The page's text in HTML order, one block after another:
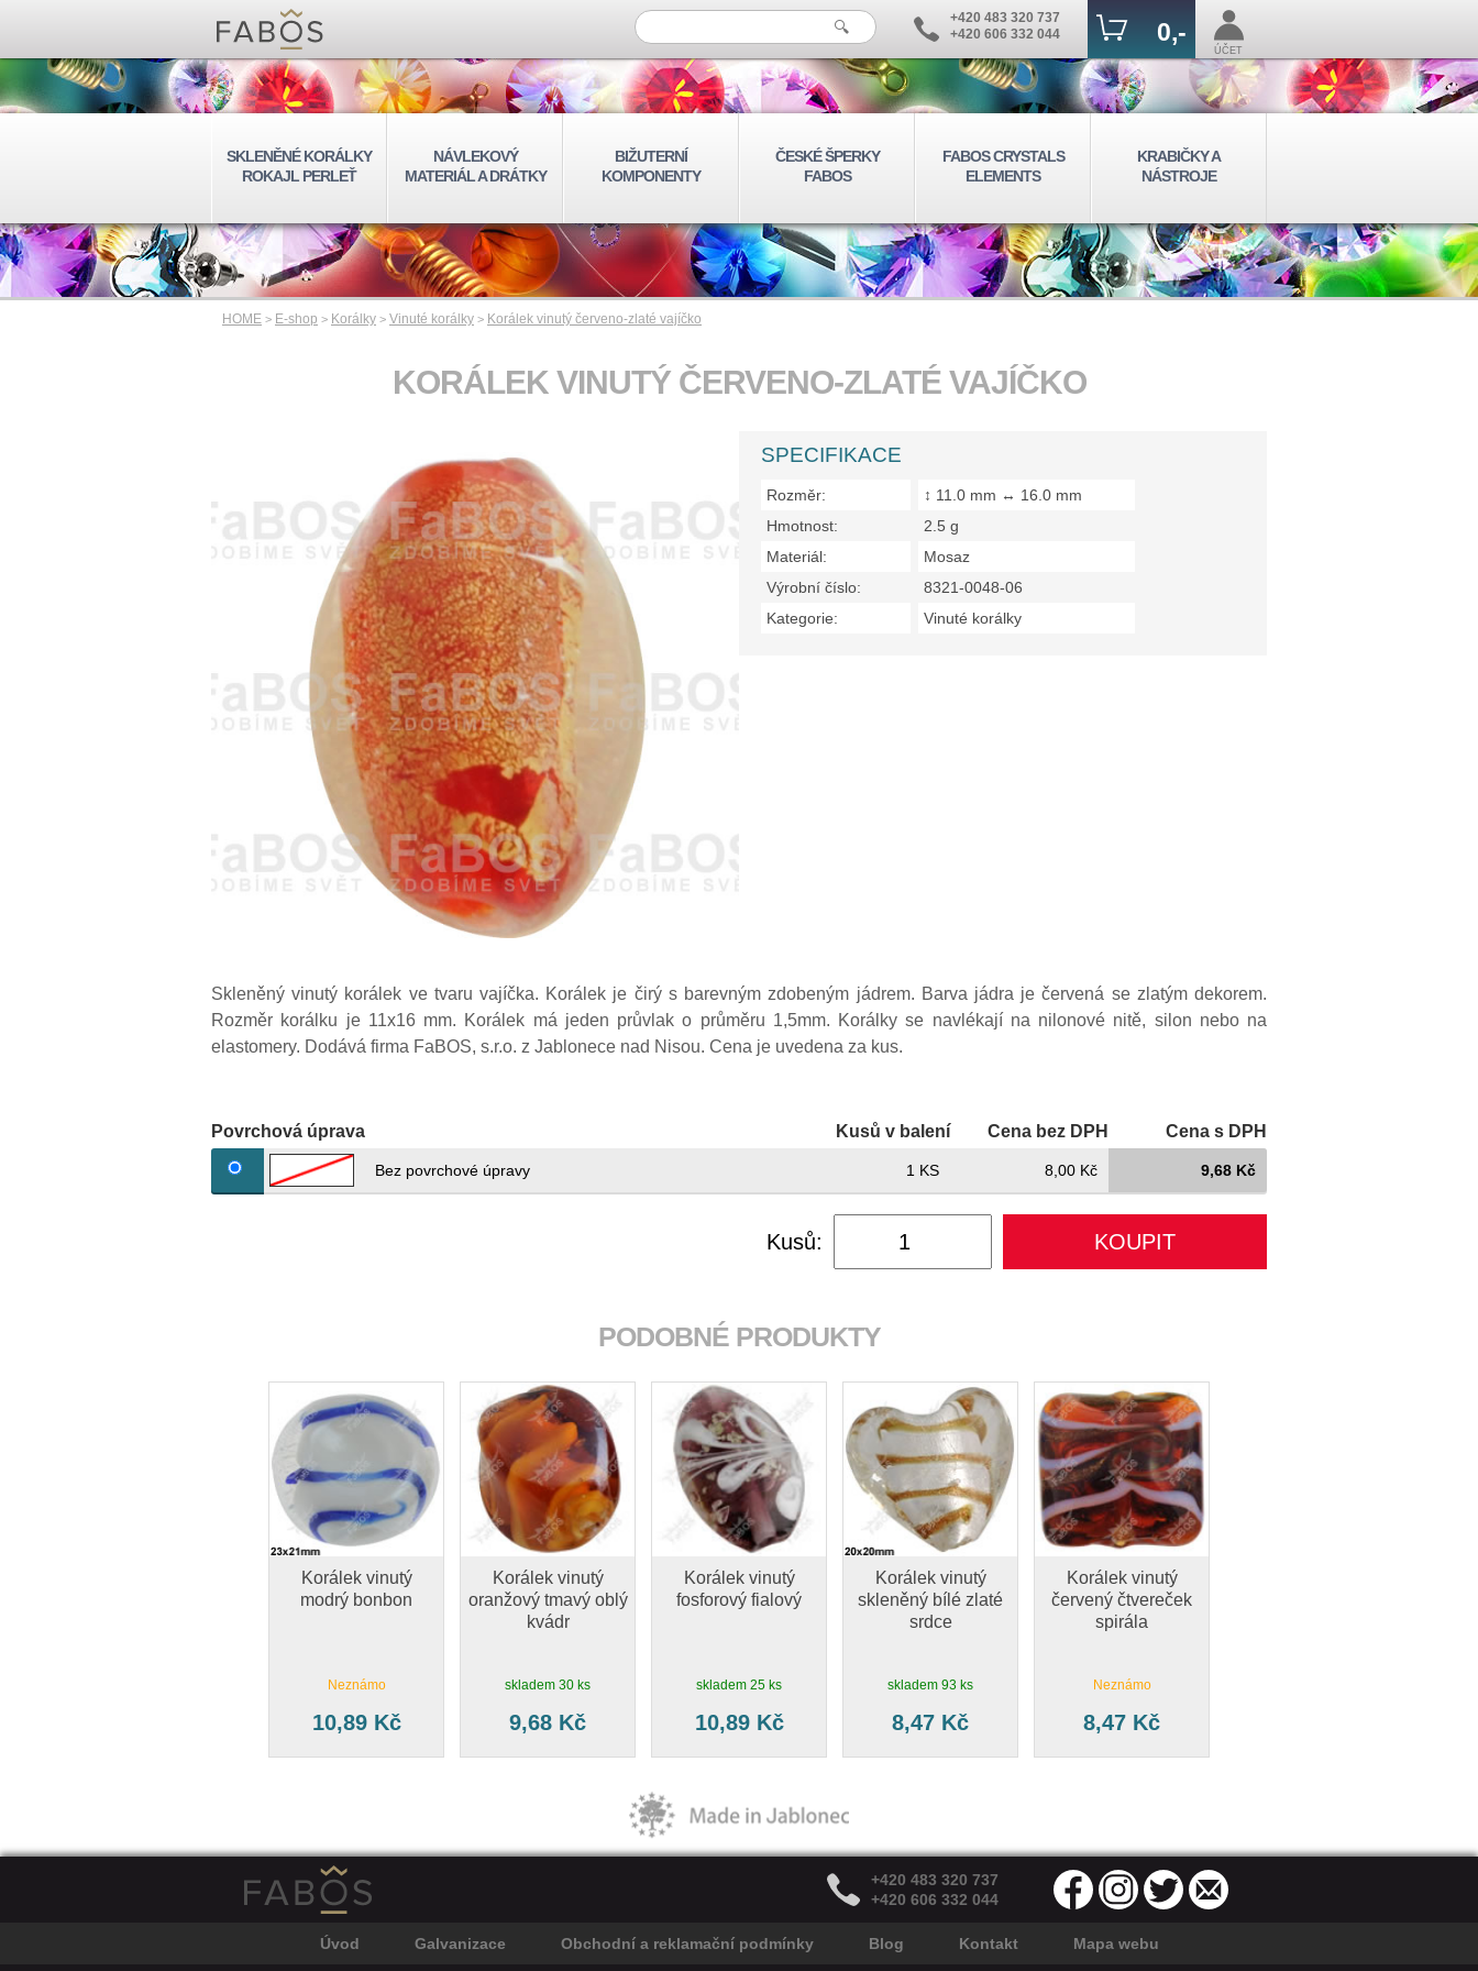
+420 483 320 737
+420 606 332 044
0,-
ÚČET
SKLENĚNÉ KORÁLKY
ROKAJL PERLEŤ
NÁVLEKOVÝ
MATERIÁL A DRÁTKY
BIŽUTERNÍ
KOMPONENTY
ČESKÉ ŠPERKY
FABOS
FABOS CRYSTALS
ELEMENTS
KRABIČKY A
NÁSTROJE
HOME > E-shop > Korálky > Vinuté korálky > Korálek vinutý červeno-zlaté vajíčko
KORÁLEK VINUTÝ ČERVENO-ZLATÉ VAJÍČKO
SPECIFIKACE
Rozměr:
↕ 11.0 mm ↔ 16.0 mm
Hmotnost:
2.5 g
Materiál:
Mosaz
Výrobní číslo:
8321-0048-06
Kategorie:
Vinuté korálky
Skleněný vinutý korálek ve tvaru vajíčka. Korálek je čirý s barevným zdobeným jádrem. Barva jádra je červená se zlatým dekorem.
Rozměr korálku je 11x16 mm. Korálek má jeden průvlak o průměru 1,5mm. Korálky se navlékají na nilonové nitě, silon nebo na
elastomery. Dodává firma FaBOS, s.r.o. z Jablonece nad Nisou. Cena je uvedena za kus.
Povrchová úprava Kusů v balení Cena bez DPH Cena s DPH
Bez povrchové úpravy 1 KS 8,00 Kč 9,68 Kč
Kusů:
PODOBNÉ PRODUKTY
Korálek vinutý
modrý bonbon
Neznámo
10,89 Kč
Korálek vinutý
oranžový tmavý oblý
kvádr
skladem 30 ks
9,68 Kč
Korálek vinutý
fosforový fialový
skladem 25 ks
10,89 Kč
Korálek vinutý
skleněný bílé zlaté
srdce
skladem 93 ks
8,47 Kč
Korálek vinutý
červený čtvereček
spirála
Neznámo
8,47 Kč
+420 483 320 737
+420 606 332 044
Úvod Galvanizace Obchodní a reklamační podmínky Blog Kontakt Mapa webu